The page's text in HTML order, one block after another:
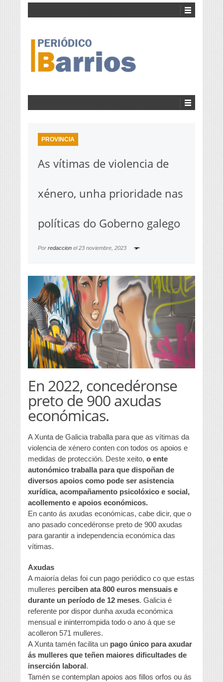
PROVINCIA
As vítimas de violencia de
xénero, unha prioridade nas
políticas do Goberno galego
Por redaccion el23 noviembre, 2023
En 2022, concedéronse
preto de 900 axudas
económicas.
A Xunta de Galicia traballa para que as vítimas da
violencia de xénero conten con todos os apoios e
medidas de protección. Deste xeito, o ente
autonómico traballa para que dispoñan de
diversos apoios como pode ser asistencia
xurídica, acompañamento psicolóxico e social,
acollemento e apoios económicos.
En canto ás axudas económicas, cabe dicir, que o
ano pasado concedéronse preto de 900 axudas
para garantir a independencia económica das
vítimas.
Axudas
A maioría delas foi cun pago periódico co que estas
mulleres perciben ata 800 euros mensuais e
durante un período de 12 meses. Galicia é
referente por dispor dunha axuda económica
mensual e ininterrompida todo o ano á que se
acolleron 571 mulleres.
A Xunta tamén facilita un pago único para axudar
ás mulleres que teñen maiores dificultades de
inserción laboral.
Tamén se contemplan apoios aos fillos orfos ou ás